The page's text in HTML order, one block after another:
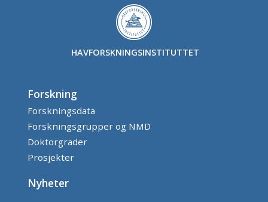
HAVFORSKNINGSINSTITUTTET
Forskning
Forskningsdata
Forskningsgrupper og NMD
Doktorgrader
Prosjekter
Nyheter